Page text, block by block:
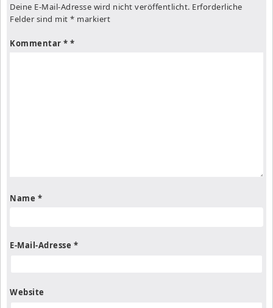
Deine E-Mail-Adresse wird nicht veröffentlicht. Erforderliche
Felder sind mit * markiert
Kommentar *
Name *
E-Mail-Adresse *
Website